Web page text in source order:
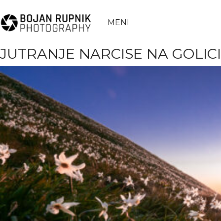
MENI
JUTRANJE NARCISE NA GOLICI